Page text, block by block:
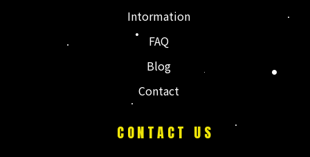
Intormation
FAQ
Blog
Contact
CONTACT US